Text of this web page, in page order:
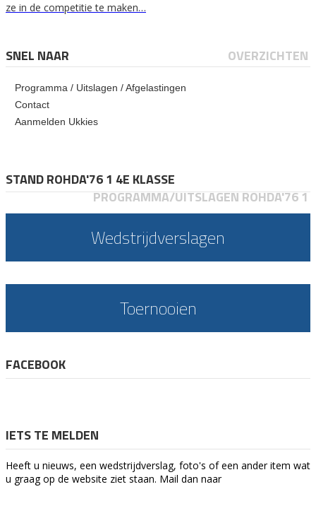
ze in de competitie te maken…
SNEL NAAR OVERZICHTEN
Programma / Uitslagen / Afgelastingen
Contact
Aanmelden Ukkies
STAND ROHDA'76 1 4E KLASSE
PROGRAMMA/UITSLAGEN ROHDA'76 1
Wedstrijdverslagen
Toernooien
FACEBOOK
IETS TE MELDEN
Heeft u nieuws, een wedstrijdverslag, foto's of een ander item wat
u graag op de website ziet staan. Mail dan naar